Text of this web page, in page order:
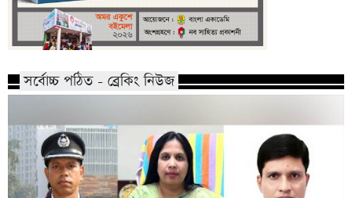
সর্বোচ্চ পঠিত - ব্রেকিং নিউজ